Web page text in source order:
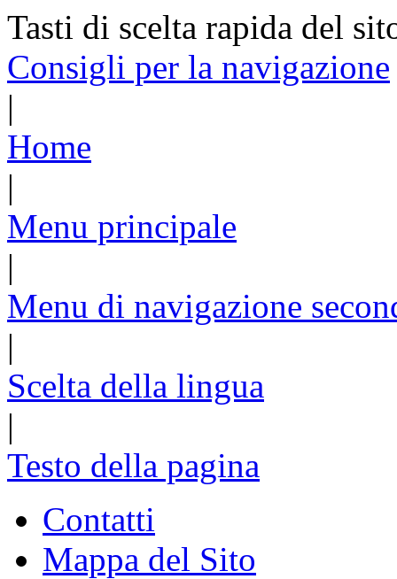
Tasti di scelta rapida del
Consigli per la navigazione
|
Home
|
Menu principale
|
Menu di navigazione
|
Scelta della lingua
|
Testo della pagina
Contatti
Mappa del Sito